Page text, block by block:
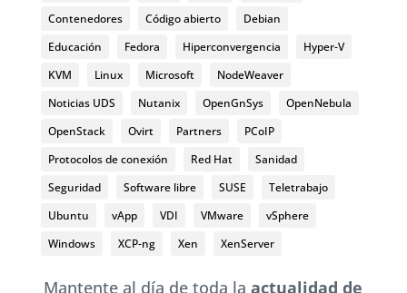
Contenedores
Código abierto
Debian
Educación
Fedora Hiperconvergencia
Hyper-V
KVM
Linux Microsoft
NodeWeaver
Noticias UDS
Nutanix OpenGnSys
OpenNebula
OpenStack
Ovirt Partners
PCoIP
Protocolos de conexión
Red Hat
Sanidad
Seguridad
Software libre SUSE
Teletrabajo
Ubuntu
vApp VDI VMware
vSphere
Windows
XCP-ng Xen XenServer
Mantente al día de toda laactualidad de